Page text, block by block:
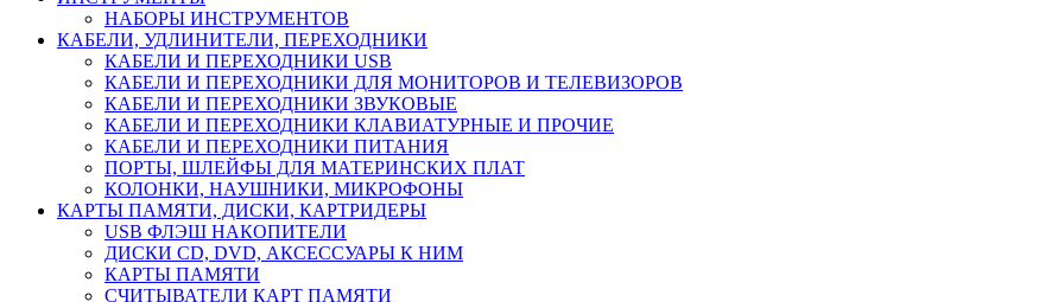
НАБОРЫ ИНСТРУМЕНТОВ
КАБЕЛИ, УДЛИНИТЕЛИ, ПЕРЕХОДНИКИ
КАБЕЛИ И ПЕРЕХОДНИКИ USB
КАБЕЛИ И ПЕРЕХОДНИКИ ДЛЯ МОНИТОРОВ И ТЕЛЕВИЗОРОВ
КАБЕЛИ И ПЕРЕХОДНИКИ ЗВУКОВЫЕ
КАБЕЛИ И ПЕРЕХОДНИКИ КЛАВИАТУРНЫЕ И ПРОЧИЕ
КАБЕЛИ И ПЕРЕХОДНИКИ ПИТАНИЯ
ПОРТЫ, ШЛЕЙФЫ ДЛЯ МАТЕРИНСКИХ ПЛАТ
КОЛОНКИ, НАУШНИКИ, МИКРОФОНЫ
КАРТЫ ПАМЯТИ, ДИСКИ, КАРТРИДЕРЫ
USB ФЛЭШ НАКОПИТЕЛИ
ДИСКИ CD, DVD, АКСЕССУАРЫ К НИМ
КАРТЫ ПАМЯТИ
СЧИТЫВАТЕЛИ КАРТ ПАМЯТИ